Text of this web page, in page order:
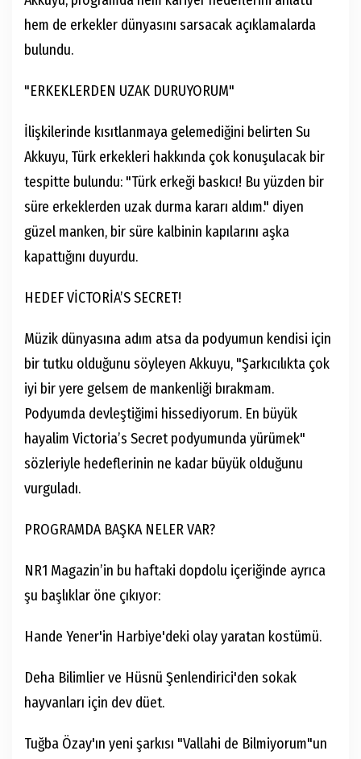
hem de erkekler dünyasını sarsacak açıklamalarda
bulundu.
"ERKEKLERDEN UZAK DURUYORUM"
İlişkilerinde kısıtlanmaya gelemediğini belirten Su
Akkuyu, Türk erkekleri hakkında çok konuşulacak bir
tespitte bulundu: "Türk erkeği baskıcı! Bu yüzden bir
süre erkeklerden uzak durma kararı aldım." diyen
güzel manken, bir süre kalbinin kapılarını aşka
kapattığını duyurdu.
HEDEF VİCTORİA’S SECRET!
Müzik dünyasına adım atsa da podyumun kendisi için
bir tutku olduğunu söyleyen Akkuyu, "Şarkıcılıkta çok
iyi bir yere gelsem de mankenliği bırakmam.
Podyumda devleştiğimi hissediyorum. En büyük
hayalim Victoria’s Secret podyumunda yürümek"
sözleriyle hedeflerinin ne kadar büyük olduğunu
vurguladı.
PROGRAMDA BAŞKA NELER VAR?
NR1 Magazin’in bu haftaki dopdolu içeriğinde ayrıca
şu başlıklar öne çıkıyor:
Hande Yener'in Harbiye'deki olay yaratan kostümü.
Deha Bilimlier ve Hüsnü Şenlendirici'den sokak
hayvanları için dev düet.
Tuğba Özay'ın yeni şarkısı "Vallahi de Bilmiyorum"un